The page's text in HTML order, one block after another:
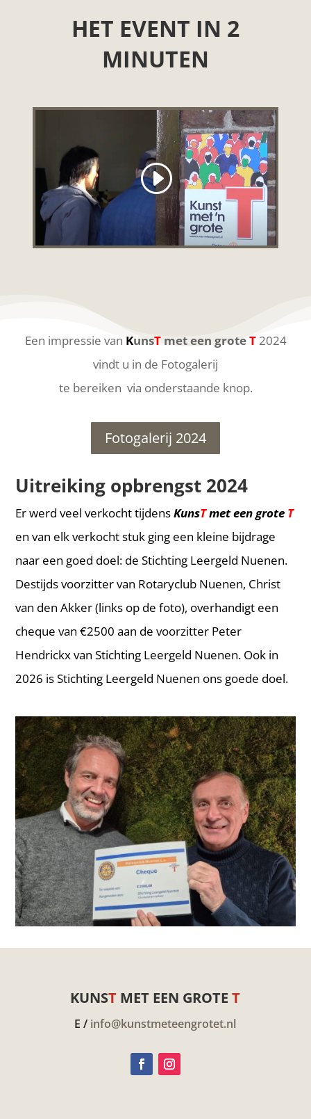
HET EVENT IN 2
MINUTEN
Een impressie van KunsTmet een groteT2024
vindt u in de Fotogalerij
te bereiken via onderstaande knop.
Fotogalerij 2024
Uitreiking opbrengst 2024
Er werd veel verkocht tijdensKunsTmet een grote T
en van elk verkocht stuk ging een kleine bijdrage
naar een goed doel: de Stichting Leergeld Nuenen.
Destijds voorzitter van Rotaryclub Nuenen, Christ
van den Akker (links op de foto), overhandigt een
cheque van €2500 aan de voorzitter Peter
Hendrickx van Stichting Leergeld Nuenen. Ook in
2026 is Stichting Leergeld Nuenen ons goede doel.
KUNST MET EEN GROTET
E / info@kunstmeteengrotet.nl